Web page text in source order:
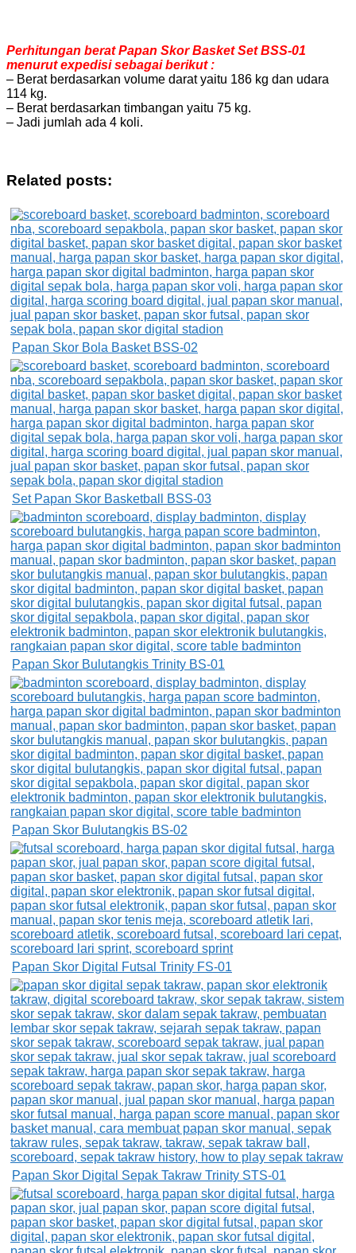
Perhitungan berat Papan Skor Basket Set BSS-01
menurut expedisi sebagai berikut :
– Berat berdasarkan volume darat yaitu 186 kg dan udara
114 kg.
– Berat berdasarkan timbangan yaitu 75 kg.
– Jadi jumlah ada 4 koli.
Related posts:
Papan Skor Bola Basket BSS-02
Set Papan Skor Basketball BSS-03
Papan Skor Bulutangkis Trinity BS-01
Papan Skor Bulutangkis BS-02
Papan Skor Digital Futsal Trinity FS-01
Papan Skor Digital Sepak Takraw Trinity STS-01